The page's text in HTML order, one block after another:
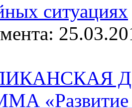
ситуациях
«Развитие